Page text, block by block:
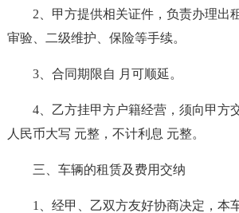
2、甲方提供相关证件，负责办理出
审验、二级维护、保险等手续。
3、合同期限自 月可顺延。
4、乙方挂甲方户籍经营，须向甲方
人民币大写 元整，不计利息 元整。
三、车辆的租赁及费用交纳
1、经甲、乙双方友好协商决定，本